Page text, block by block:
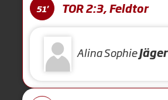
51' TOR 2:3, Feldtor
Alina SophieJäger